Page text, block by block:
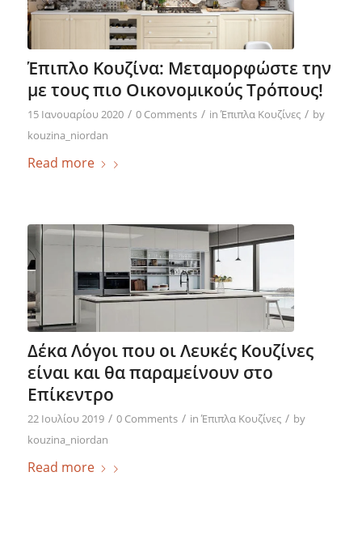
Έπιπλο Κουζίνα: Μεταμορφώστε την
με τους πιο Οικονομικούς Τρόπους!
15 Ιανουαρίου 2020 / 0 Comments / in Έπιπλα Κουζίνες / by
kouzina_niordan
Read more
Δέκα Λόγοι που οι Λευκές Κουζίνες
είναι και θα παραμείνουν στο
Επίκεντρο
22 Ιουλίου 2019 / 0 Comments / in Έπιπλα Κουζίνες / by
kouzina_niordan
Read more